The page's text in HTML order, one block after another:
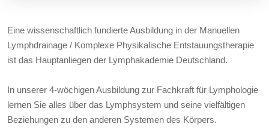
Eine wissenschaftlich fundierte Ausbildung in der Manuellen
Lymphdrainage / Komplexe Physikalische Entstauungstherapie
ist das Hauptanliegen der Lymphakademie Deutschland.
In unserer 4-wöchigen Ausbildung zur Fachkraft für Lymphologie
lernen Sie alles über das Lymphsystem und seine vielfältigen
Beziehungen zu den anderen Systemen des Körpers.